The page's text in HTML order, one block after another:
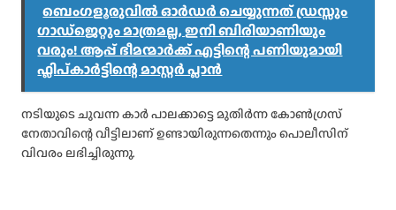
ബെം​ഗളൂരുവിൽ ഓർഡർ ചെയ്യുന്നത് ഡ്രസ്സും
ഗാഡ്‌ജെറ്റും മാത്രമല്ല, ഇനി ബിരിയാണിയും
വരും! ആപ്പ് ഭീമന്മാർക്ക് എട്ടിന്റെ പണിയുമായി
ഫ്ലിപ്കാർട്ടിന്റെ മാസ്റ്റർ പ്ലാൻ
നടിയുടെ ചുവന്ന കാര്‍ പാലക്കാട്ടെ മുതിര്‍ന്ന കോണ്‍ഗ്രസ്
നേതാവിന്റെ വീട്ടിലാണ് ഉണ്ടായിരുന്നതെന്നും പൊലീസിന്
വിവരം ലഭിച്ചിരുന്നു.